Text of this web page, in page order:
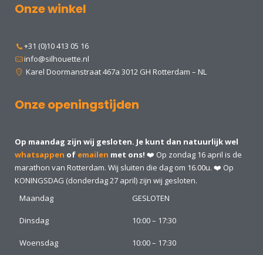
Onze winkel
+31 (0)10 413 05 16
info@silhouette.nl
Karel Doormanstraat 467a 3012 GH Rotterdam – NL
Onze openingstijden
Op maandag zijn wij gesloten. Je kunt dan natuurlijk wel
whatsappen of emailen met ons! ❤️ Op zondag 16 april is de
marathon van Rotterdam. Wij sluiten die dag om 16.00u. ❤️ Op
KONINGSDAG (donderdag 27 april) zijn wij gesloten.
Maandag
GESLOTEN
Dinsdag 10:00 – 17:30
Woensdag 10:00 – 17:30